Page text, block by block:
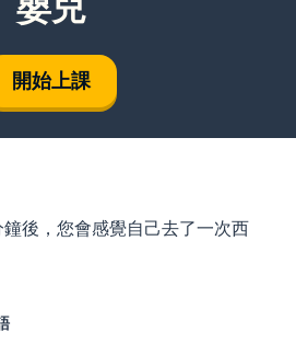
開始上課
後，您會感覺自己去了一次西